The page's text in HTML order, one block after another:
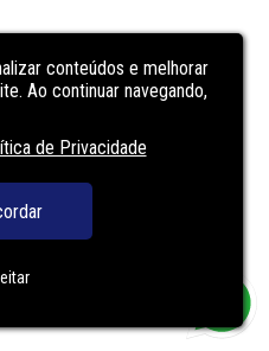
conteúdos e melhorar
Ao continuar navegando,
de Privacidade